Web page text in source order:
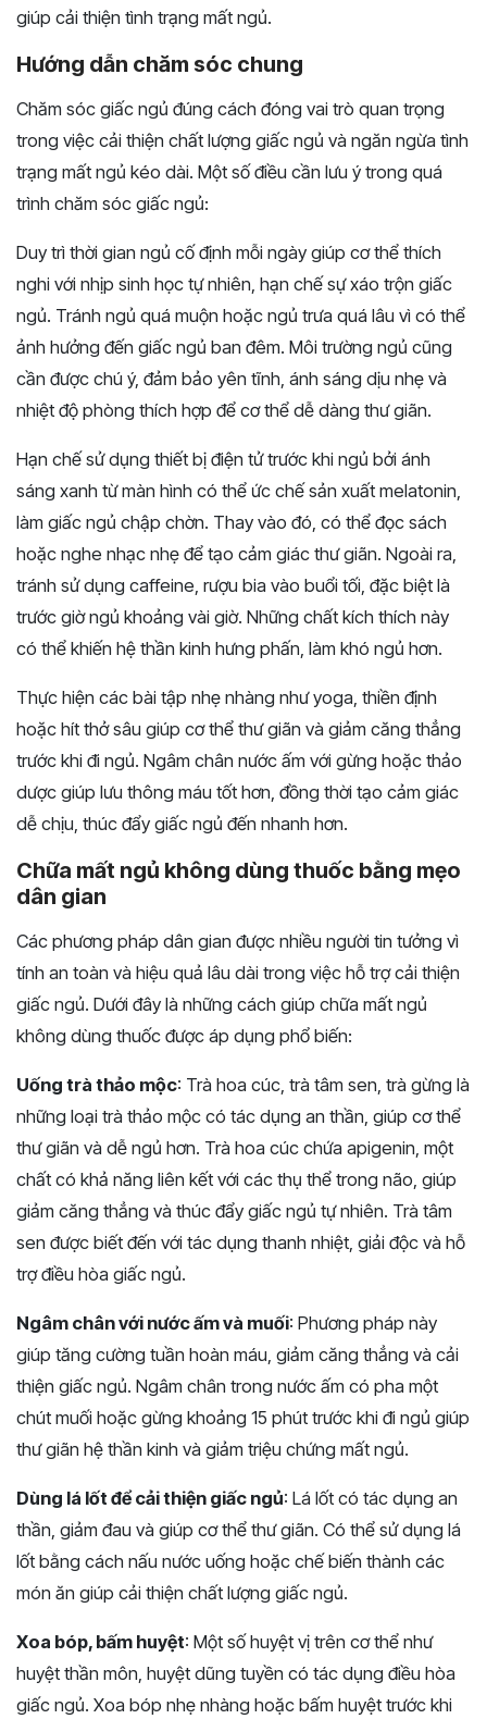
giúp cải thiện tình trạng mất ngủ.
Hướng dẫn chăm sóc chung
Chăm sóc giấc ngủ đúng cách đóng vai trò quan trọng
trong việc cải thiện chất lượng giấc ngủ và ngăn ngừa tình
trạng mất ngủ kéo dài. Một số điều cần lưu ý trong quá
trình chăm sóc giấc ngủ:
Duy trì thời gian ngủ cố định mỗi ngày giúp cơ thể thích
nghi với nhịp sinh học tự nhiên, hạn chế sự xáo trộn giấc
ngủ. Tránh ngủ quá muộn hoặc ngủ trưa quá lâu vì có thể
ảnh hưởng đến giấc ngủ ban đêm. Môi trường ngủ cũng
cần được chú ý, đảm bảo yên tĩnh, ánh sáng dịu nhẹ và
nhiệt độ phòng thích hợp để cơ thể dễ dàng thư giãn.
Hạn chế sử dụng thiết bị điện tử trước khi ngủ bởi ánh
sáng xanh từ màn hình có thể ức chế sản xuất melatonin,
làm giấc ngủ chập chờn. Thay vào đó, có thể đọc sách
hoặc nghe nhạc nhẹ để tạo cảm giác thư giãn. Ngoài ra,
tránh sử dụng caffeine, rượu bia vào buổi tối, đặc biệt là
trước giờ ngủ khoảng vài giờ. Những chất kích thích này
có thể khiến hệ thần kinh hưng phấn, làm khó ngủ hơn.
Thực hiện các bài tập nhẹ nhàng như yoga, thiền định
hoặc hít thở sâu giúp cơ thể thư giãn và giảm căng thẳng
trước khi đi ngủ. Ngâm chân nước ấm với gừng hoặc thảo
dược giúp lưu thông máu tốt hơn, đồng thời tạo cảm giác
dễ chịu, thúc đẩy giấc ngủ đến nhanh hơn.
Chữa mất ngủ không dùng thuốc bằng mẹo
dân gian
Các phương pháp dân gian được nhiều người tin tưởng vì
tính an toàn và hiệu quả lâu dài trong việc hỗ trợ cải thiện
giấc ngủ. Dưới đây là những cách giúp chữa mất ngủ
không dùng thuốc được áp dụng phổ biến:
Uống trà thảo mộc: Trà hoa cúc, trà tâm sen, trà gừng là
những loại trà thảo mộc có tác dụng an thần, giúp cơ thể
thư giãn và dễ ngủ hơn. Trà hoa cúc chứa apigenin, một
chất có khả năng liên kết với các thụ thể trong não, giúp
giảm căng thẳng và thúc đẩy giấc ngủ tự nhiên. Trà tâm
sen được biết đến với tác dụng thanh nhiệt, giải độc và hỗ
trợ điều hòa giấc ngủ.
Ngâm chân với nước ấm và muối: Phương pháp này
giúp tăng cường tuần hoàn máu, giảm căng thẳng và cải
thiện giấc ngủ. Ngâm chân trong nước ấm có pha một
chút muối hoặc gừng khoảng 15 phút trước khi đi ngủ giúp
thư giãn hệ thần kinh và giảm triệu chứng mất ngủ.
Dùng lá lốt để cải thiện giấc ngủ: Lá lốt có tác dụng an
thần, giảm đau và giúp cơ thể thư giãn. Có thể sử dụng lá
lốt bằng cách nấu nước uống hoặc chế biến thành các
món ăn giúp cải thiện chất lượng giấc ngủ.
Xoa bóp, bấm huyệt: Một số huyệt vị trên cơ thể như
huyệt thần môn, huyệt dũng tuyền có tác dụng điều hòa
giấc ngủ. Xoa bóp nhẹ nhàng hoặc bấm huyệt trước khi